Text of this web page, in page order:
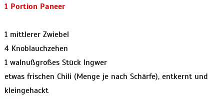
1 Portion Paneer
1 mittlerer Zwiebel
4 Knoblauchzehen
1 walnußgroßes Stück Ingwer
etwas frischen Chili (Menge je nach Schärfe), entkernt und
kleingehackt